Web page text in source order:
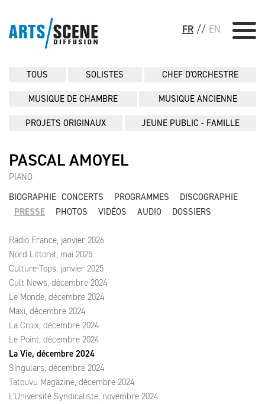
FR // EN
TOUS SOLISTES CHEF D'ORCHESTRE
MUSIQUE DE CHAMBRE MUSIQUE ANCIENNE
PROJETS ORIGINAUX JEUNE PUBLIC - FAMILLE
PASCAL AMOYEL
PIANO
BIOGRAPHIE CONCERTS PROGRAMMES
DISCOGRAPHIE
PRESSE
PHOTOS VIDÉOS AUDIO DOSSIERS
Radio France, janvier 2026
Nord Littoral, mai 2025
Culture-Tops, janvier 2025
Cult News, décembre 2024
Le Monde, décembre 2024
Maxi, décembre 2024
La Croix, décembre 2024
Le Point, décembre 2024
La Vie, décembre 2024
Singulars, décembre 2024
Tatouvu Magazine, décembre 2024
L'Université Syndicaliste, novembre 2024